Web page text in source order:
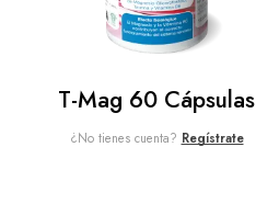
T-Mag 60 Cápsulas
¿No tienes cuenta? Regístrate